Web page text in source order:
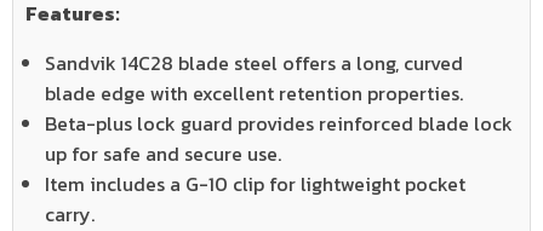
Features:
Sandvik 14C28 blade steel offers a long, curved
blade edge with excellent retention properties.
Beta-plus lock guard provides reinforced blade lock
up for safe and secure use.
Item includes a G-10 clip for lightweight pocket
carry.